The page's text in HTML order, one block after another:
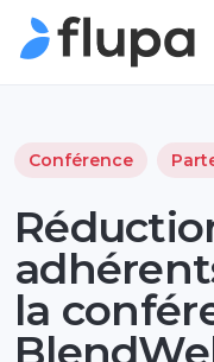
Conférence
la